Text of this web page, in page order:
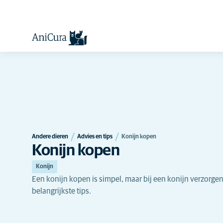
Andere dieren Advies en tips Konijn kopen
Konijn kopen
Konijn
Een konijn kopen is simpel, maar bij een konijn
belangrijkste tips.